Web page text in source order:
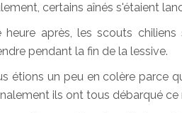
certains aînés s'étaient
heure après, les scouts
pendant la fin de la lessive.
étions un peu en colère parce
ils ont tous débarqué ce